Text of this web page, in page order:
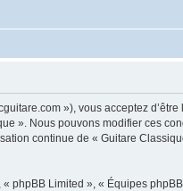
»), vous acceptez
». Nous pouvons modifier ces
continue de « Guitare
phpBB Limited », « Équipes